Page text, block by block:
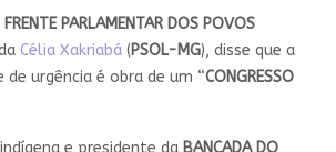
FRENTE PARLAMENTAR DOS POVOS
Célia Xakriabá(PSOL-MG), disse que a
urgência é obra de um “CONGRESSO
e presidente da BANCADA DO